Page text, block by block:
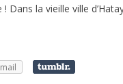
Dans la vieille ville